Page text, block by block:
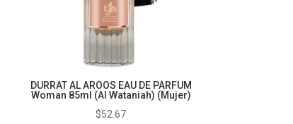
DURRAT AL AROOS EAU DE PARFUM
Woman 85ml (Al Wataniah) (Mujer)
$52.67